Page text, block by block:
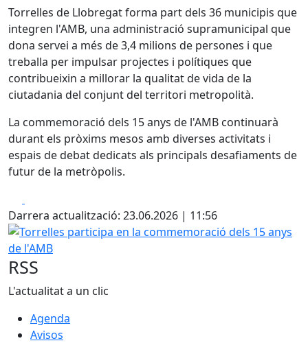
Torrelles de Llobregat forma part dels 36 municipis que
integren l'AMB, una administració supramunicipal que
dona servei a més de 3,4 milions de persones i que
treballa per impulsar projectes i polítiques que
contribueixin a millorar la qualitat de vida de la
ciutadania del conjunt del territori metropolità.
La commemoració dels 15 anys de l'AMB continuarà
durant els pròxims mesos amb diverses activitats i
espais de debat dedicats als principals desafiaments de
futur de la metròpolis.
Darrera actualització: 23.06.2026 | 11:56
Torrelles participa en la commemoració dels 15 anys de
RSS
L'actualitat a un clic
Agenda
Avisos